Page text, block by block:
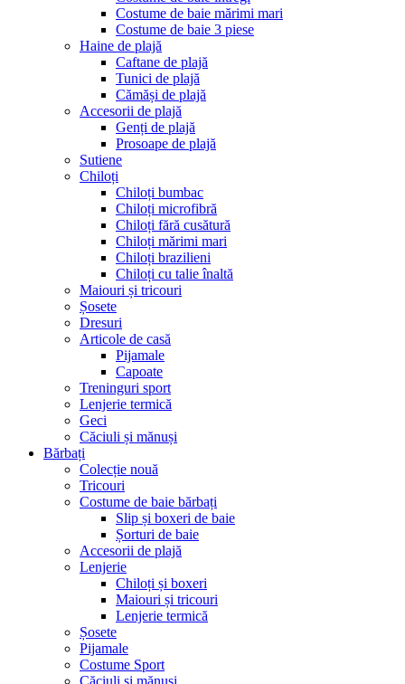
Costume de baie mărimi mari
Costume de baie 3 piese
Haine de plajă
Caftane de plajă
Tunici de plajă
Cămăși de plajă
Accesorii de plajă
Genți de plajă
Prosoape de plajă
Sutiene
Chiloți
Chiloți bumbac
Chiloți microfibră
Chiloți fără cusătură
Chiloți mărimi mari
Chiloți brazilieni
Chiloți cu talie înaltă
Maiouri și tricouri
Șosete
Dresuri
Articole de casă
Pijamale
Capoate
Treninguri sport
Lenjerie termică
Geci
Căciuli și mănuși
Bărbați
Colecție nouă
Tricouri
Costume de baie bărbați
Slip și boxeri de baie
Șorturi de baie
Accesorii de plajă
Lenjerie
Chiloți și boxeri
Maiouri și tricouri
Lenjerie termică
Șosete
Pijamale
Costume Sport
Căciuli și mănuși